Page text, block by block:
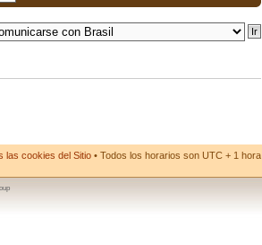
las cookies del Sitio • Todos los horarios son UTC + 1 hora